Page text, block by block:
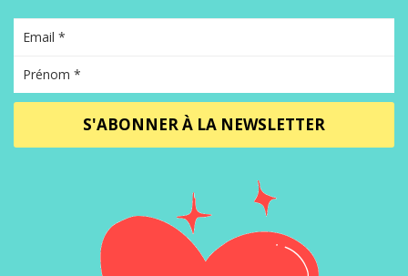
S'ABONNER À LA NEWSLETTER